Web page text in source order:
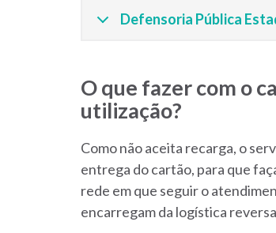
Defensoria Pública
O que fazer com o
utilização?
Como não aceita recarga, o
entrega do cartão, para que
rede em que seguir o
encarregam da logística